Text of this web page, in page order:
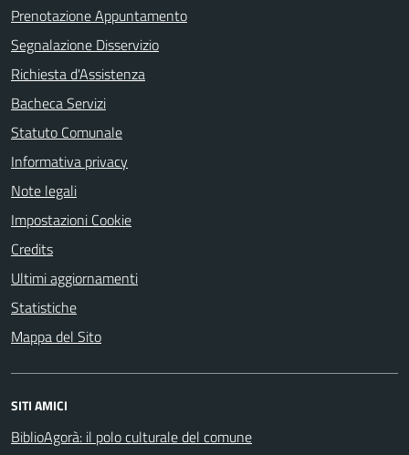
Prenotazione Appuntamento
Segnalazione Disservizio
Richiesta d'Assistenza
Bacheca Servizi
Statuto Comunale
Informativa privacy
Note legali
Impostazioni Cookie
Credits
Ultimi aggiornamenti
Statistiche
Mappa del Sito
SITI AMICI
BiblioAgorà: il polo culturale del comune